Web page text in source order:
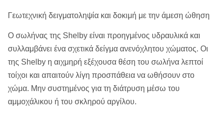
Γεωτεχνική δειγματοληψία και δοκιμή με την άμεση ώθηση
Ο σωλήνας της Shelby είναι προηγμένος υδραυλικά και
συλλαμβάνει ένα σχετικά δείγμα ανενόχλητου χώματος. Οι
της Shelby η αιχμηρή εξέχουσα θέση του σωλήνα λεπτοί
τοίχοι και απαιτούν λίγη προσπάθεια να ωθήσουν στο
χώμα. Μην συστημένος για τη διάτρυση μέσω του
αμμοχάλικου ή του σκληρού αργίλου.